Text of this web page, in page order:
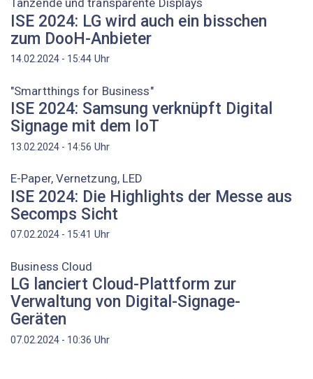
Tanzende und transparente Displays
ISE 2024: LG wird auch ein bisschen
zum DooH-Anbieter
14.02.2024 - 15:44 Uhr
"Smartthings for Business"
ISE 2024: Samsung verknüpft Digital
Signage mit dem IoT
13.02.2024 - 14:56 Uhr
E-Paper, Vernetzung, LED
ISE 2024: Die Highlights der Messe aus
Secomps Sicht
07.02.2024 - 15:41 Uhr
Business Cloud
LG lanciert Cloud-Plattform zur
Verwaltung von Digital-Signage-
Geräten
07.02.2024 - 10:36 Uhr